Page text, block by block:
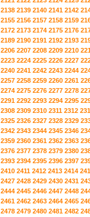
2138 2139 2140 2141 2142
2155 2156 2157 2158 2159
2172 2173 2174 2175 2176
2189 2190 2191 2192 2193
2206 2207 2208 2209 2210
2223 2224 2225 2226 2227
2240 2241 2242 2243 2244
2257 2258 2259 2260 2261
2274 2275 2276 2277 2278
2291 2292 2293 2294 2295
2308 2309 2310 2311 2312
2325 2326 2327 2328 2329
2342 2343 2344 2345 2346
2359 2360 2361 2362 2363
2376 2377 2378 2379 2380
2393 2394 2395 2396 2397
2410 2411 2412 2413 2414
2427 2428 2429 2430 2431
2444 2445 2446 2447 2448
2461 2462 2463 2464 2465
2478 2479 2480 2481 2482